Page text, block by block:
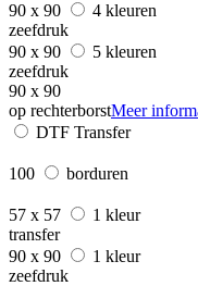
90 x 90
4 kleuren
zeefdruk
90 x 90
5 kleuren
zeefdruk
90 x 90
op rechterborstMeer
DTF Transfer
100 borduren
57 x 57
1 kleur
transfer
90 x 90
1 kleur
zeefdruk